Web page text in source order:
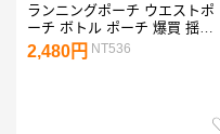
ランニングポーチ ウエストポ
ーチ ボトル ポーチ 爆買 揺れ
ない ランニングバッグ ランニ
ングベルト ジョギングポーチ
2,480円 NT536